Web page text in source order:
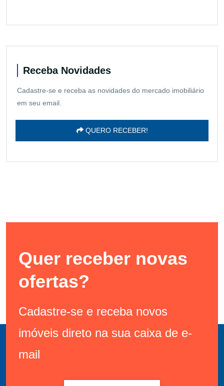
Receba Novidades
Cadastre-se e receba as novidades do mercado imobiliário
em seu email.
QUERO RECEBER!
Quer receber novas
ofertas?
Cadastre-se e receba novos
imóveis direto na sua caixa de e-
mail